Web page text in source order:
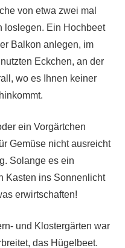
von etwa zwei mal
loslegen. Ein Hochbeet
Balkon anlegen, im
Eckchen, an der
wo es Ihnen keiner
ein Vorgärtchen
Gemüse nicht ausreicht
Solange es ein
Kasten ins Sonnenlicht
erwirtschaften!
und Klostergärten war
das Hügelbeet.